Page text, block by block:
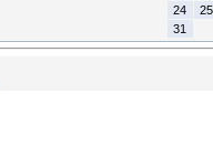
24
25
31